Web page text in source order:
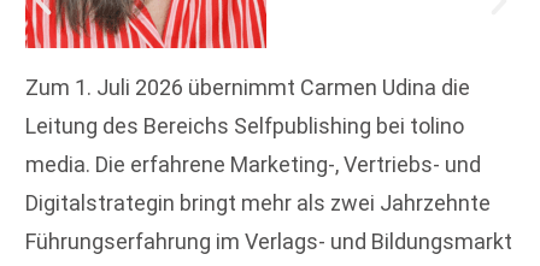
Zum 1. Juli 2026 übernimmt Carmen Udina die
Leitung des Bereichs Selfpublishing bei tolino
media. Die erfahrene Marketing-, Vertriebs- und
Digitalstrategin bringt mehr als zwei Jahrzehnte
Führungserfahrung im Verlags- und Bildungsmarkt